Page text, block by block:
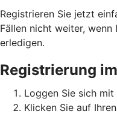
Registrieren Sie jetzt
Fällen nicht weiter,
erledigen.
Registrierung
Loggen Sie sich mit
Klicken Sie auf